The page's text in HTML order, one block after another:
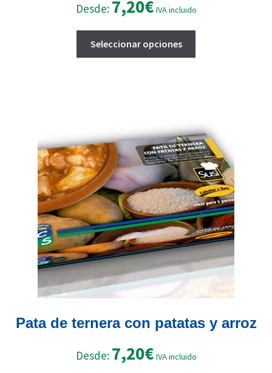
Desde: 7,20€ IVA incluido
Seleccionar opciones
opciones
se
pueden
elegir
en
la
página
de
producto
Pata de ternera con patatas y arroz
Desde: 7,20€ IVA incluido